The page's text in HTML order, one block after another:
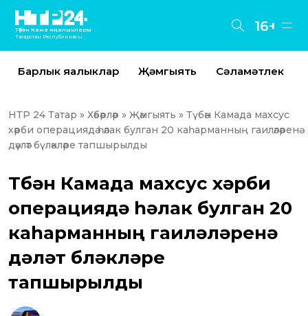
Түбән Кама яңалыклары
Татарстан Республикасы
16+
Барлык яңалыклар Җәмгыять Сәламәтлек
НТР 24 Татар » Хәбәрләр » Җәмгыять » Түбән Камада махсус
хәрби операциядә һәлак булган 20 каһарманның гаиләләренә
дәүләт бүләкләре тапшырылды
Түбән Камада махсус хәрби
операциядә һәлак булган 20
каһарманның гаиләләренә
дәүләт бүләкләре
тапшырылды